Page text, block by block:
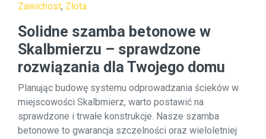
Zawichost, Złota
Solidne szamba betonowe w
Skalbmierzu – sprawdzone
rozwiązania dla Twojego domu
Planując budowę systemu odprowadzania ścieków w
miejscowości Skalbmierz, warto postawić na
sprawdzone i trwałe konstrukcje. Nasze szamba
betonowe to gwarancja szczelności oraz wieloletniej